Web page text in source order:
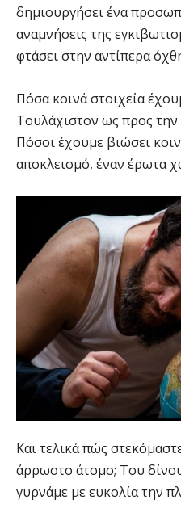
δημιουργήσει ένα
αναμνήσεις της
φτάσει στην αντίπερα
Πόσα κοινά στοιχεία
Τουλάχιστον ως προς
Πόσοι έχουμε βιώσει
αποκλεισμό, έναν έρωτα
Και τελικά πώς
άρρωστο άτομο; Του
γυρνάμε με ευκολία την